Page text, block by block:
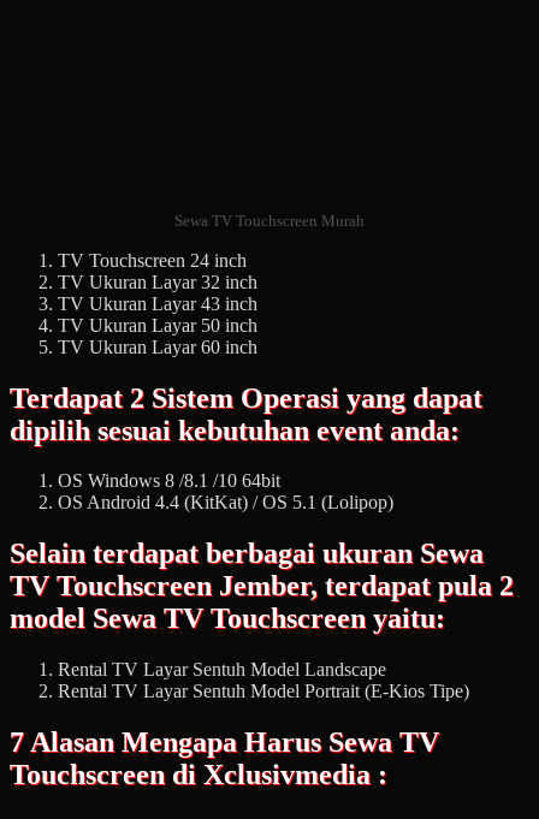
Sewa TV Touchscreen Murah
TV Touchscreen 24 inch
TV Ukuran Layar 32 inch
TV Ukuran Layar 43 inch
TV Ukuran Layar 50 inch
TV Ukuran Layar 60 inch
Terdapat 2 Sistem Operasi yang dapat
dipilih sesuai kebutuhan event anda:
OS Windows 8 /8.1 /10 64bit
OS Android 4.4 (KitKat) / OS 5.1 (Lolipop)
Selain terdapat berbagai ukuran Sewa
TV Touchscreen Jember, terdapat pula 2
model Sewa TV Touchscreen yaitu:
Rental TV Layar Sentuh Model Landscape
Rental TV Layar Sentuh Model Portrait (E-Kios Tipe)
7 Alasan Mengapa Harus Sewa TV
Touchscreen di Xclusivmedia :